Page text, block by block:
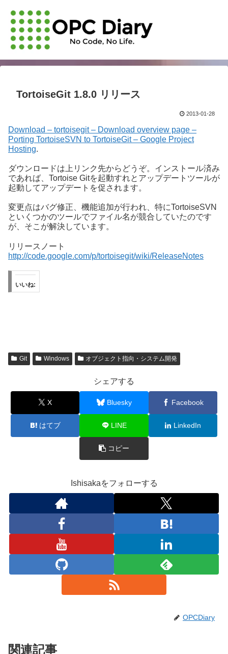
TortoiseGit 1.8.0 リリース
2013-01-28
Download – tortoisegit – Download overview page –
Porting TortoiseSVN to TortoiseGit – Google Project
Hosting.
ダウンロードは上リンク先からどうぞ。インストール済み
であれば、Tortoise Gitを起動すれとアップデートツールが
起動してアップデートを促されます。
変更点はバグ修正、機能追加が行われ、特にTortoiseSVN
といくつかのツールでファイル名が競合していたのです
が、そこが解決しています。
リリースノート
http://code.google.com/p/tortoisegit/wiki/ReleaseNotes
いいね:
Git Windows オブジェクト指向・システム開発
シェアする
X Bluesky Facebook
はてブ LINE LinkedIn
コピー
Ishisakaをフォローする
OPCDiary
関連記事